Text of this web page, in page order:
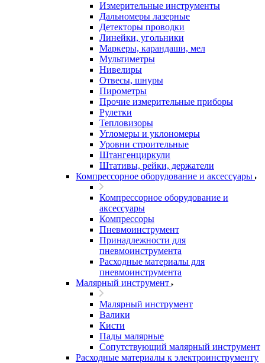
Измерительные инструменты
Дальномеры лазерные
Детекторы проводки
Линейки, угольники
Маркеры, карандаши, мел
Мультиметры
Нивелиры
Отвесы, шнуры
Пирометры
Прочие измерительные приборы
Рулетки
Тепловизоры
Угломеры и уклономеры
Уровни строительные
Штангенциркули
Штативы, рейки, держатели
Компрессорное оборудование и аксессуары
Компрессорное оборудование и
аксессуары
Компрессоры
Пневмоинструмент
Принадлежности для
пневмоинструмента
Расходные материалы для
пневмоинструмента
Малярный инструмент
Малярный инструмент
Валики
Кисти
Пады малярные
Сопутствующий малярный инструмент
Расходные материалы к электроинструменту